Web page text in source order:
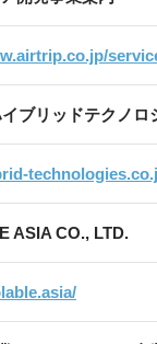
ブリッドテクノロ
ASIA CO., LTD.